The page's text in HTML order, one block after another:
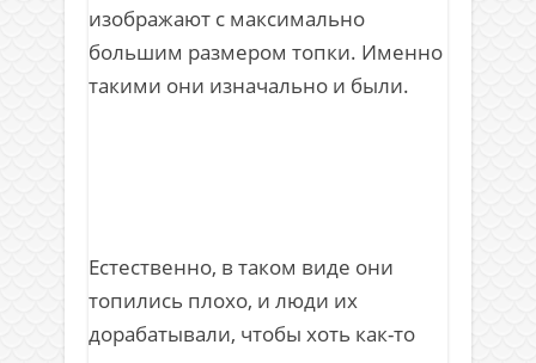
изображают с максимально
большим размером топки. Именно
такими они изначально и были.
Естественно, в таком виде они
топились плохо, и люди их
дорабатывали, чтобы хоть как-то